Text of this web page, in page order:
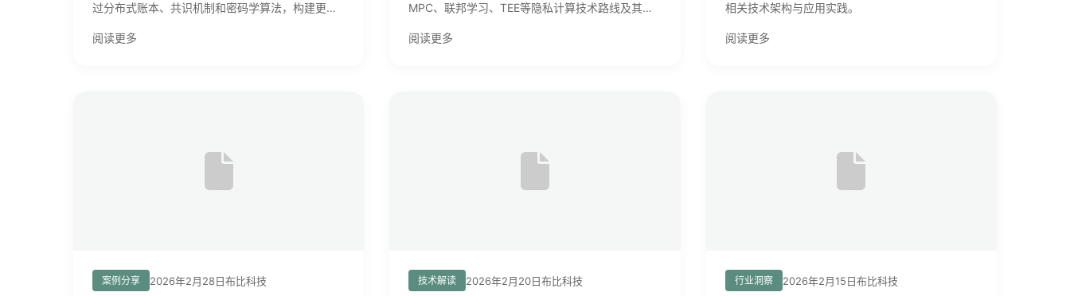
过分布式账本、共识机制和密码学算法，构建更加
阅读更多
MPC、联邦学习、TEE等隐私计算技术路线及其应
阅读更多
相关技术架构与应用实践。
阅读更多
案例分享 2026年2月28日布比科技 技术解读 2026年2月20日布比科技 行业洞察 2026年2月15日布比科技